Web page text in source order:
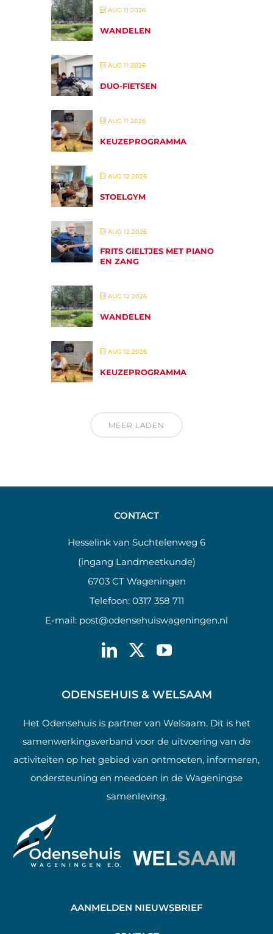
AUG 11 2026
WANDELEN
AUG 11 2026
DUO-FIETSEN
AUG 11 2026
KEUZEPROGRAMMA
AUG 12 2026
STOELGYM
AUG 12 2026
FRITS GIELTJES MET PIANO
EN ZANG
AUG 12 2026
WANDELEN
AUG 12 2026
KEUZEPROGRAMMA
MEER LADEN
CONTACT
Hesselink van Suchtelenweg 6
(ingang Landmeetkunde)
6703 CT Wageningen
Telefoon: 0317 358 711
E-mail: post@odensehuiswageningen.nl
ODENSEHUIS & WELSAAM
Het Odensehuis is partner van Welsaam. Dit is het
samenwerkingsverband voor de uitvoering van de
activiteiten op het gebied van ontmoeten, informeren,
ondersteuning en meedoen in de Wageningse
samenleving.
AANMELDEN NIEUWSBRIEF